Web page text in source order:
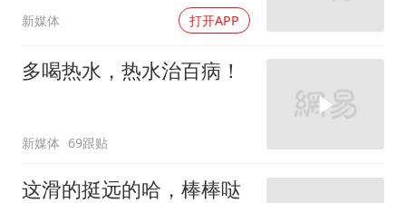
新媒体 打开APP
多喝热水，热水治百病！
新媒体 69跟贴
这滑的挺远的哈，棒棒哒